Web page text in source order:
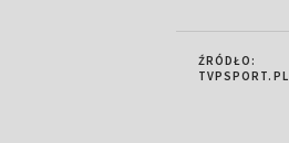
ŹRÓDŁO:
TVPSPORT.PL